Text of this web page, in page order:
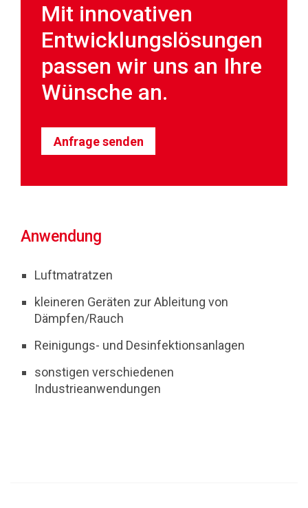
Mit innovativen
Entwicklungslösungen
passen wir uns an Ihre
Wünsche an.
Anfrage senden
Anwendung
Luftmatratzen
kleineren Geräten zur Ableitung von
Dämpfen/Rauch
Reinigungs- und Desinfektionsanlagen
sonstigen verschiedenen
Industrieanwendungen